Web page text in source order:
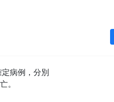
定病例，分別
。